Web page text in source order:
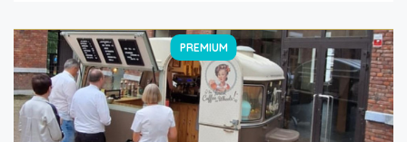
PREMIUM